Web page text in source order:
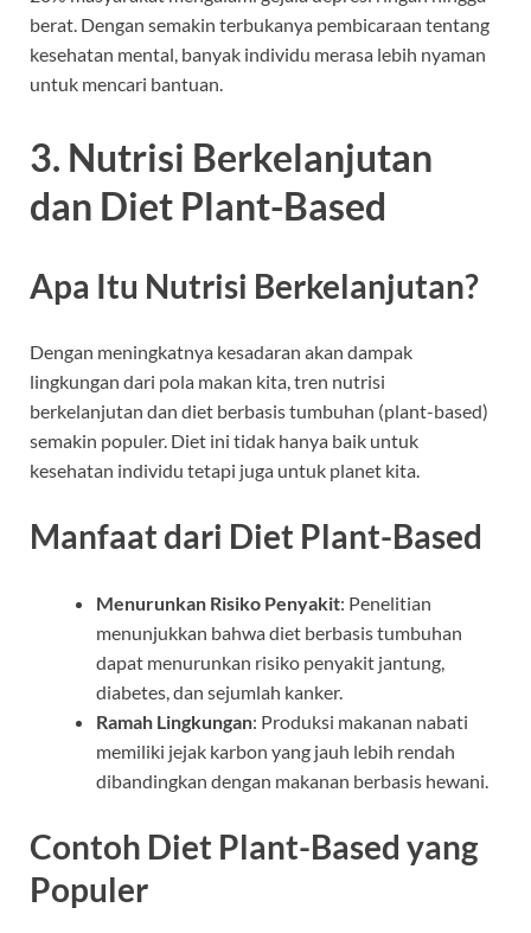
berat. Dengan semakin terbukanya pembicaraan tentang
kesehatan mental, banyak individu merasa lebih nyaman
untuk mencari bantuan.
3. Nutrisi Berkelanjutan
dan Diet Plant-Based
Apa Itu Nutrisi Berkelanjutan?
Dengan meningkatnya kesadaran akan dampak
lingkungan dari pola makan kita, tren nutrisi
berkelanjutan dan diet berbasis tumbuhan (plant-based)
semakin populer. Diet ini tidak hanya baik untuk
kesehatan individu tetapi juga untuk planet kita.
Manfaat dari Diet Plant-Based
Menurunkan Risiko Penyakit: Penelitian
menunjukkan bahwa diet berbasis tumbuhan
dapat menurunkan risiko penyakit jantung,
diabetes, dan sejumlah kanker.
Ramah Lingkungan: Produksi makanan nabati
memiliki jejak karbon yang jauh lebih rendah
dibandingkan dengan makanan berbasis hewani.
Contoh Diet Plant-Based yang
Populer